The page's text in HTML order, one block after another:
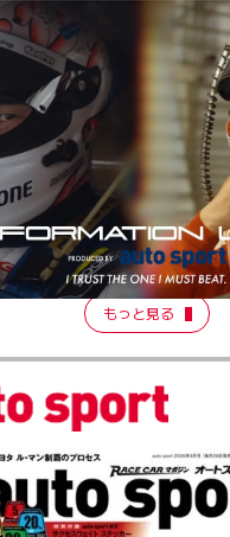
相手を、信じてる。小林利徠
LAP Produced
2026 Episode 2
もっと見る